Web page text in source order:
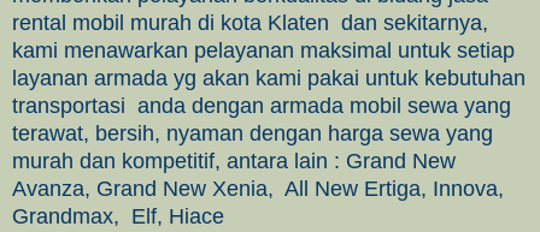
rental mobil murah di kota Klaten dan sekitarnya,
kami menawarkan pelayanan maksimal untuk setiap
layanan armada yg akan kami pakai untuk kebutuhan
transportasi anda dengan armada mobil sewa yang
terawat, bersih, nyaman dengan harga sewa yang
murah dan kompetitif, antara lain : Grand New
Avanza, Grand New Xenia, All New Ertiga, Innova,
Grandmax, Elf, Hiace